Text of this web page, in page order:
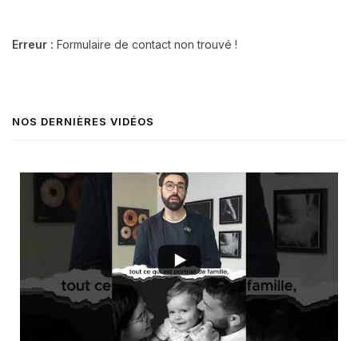
Erreur : Formulaire de contact non trouvé !
NOS DERNIÈRES VIDÉOS